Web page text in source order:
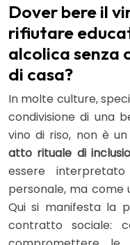
Dover bere il
rifiutare
alcolica senza
di casa?
In molte culture,
condivisione di una
vino di riso, non è
atto rituale di
essere
personale, ma come
Qui si manifesta la
contratto sociale: